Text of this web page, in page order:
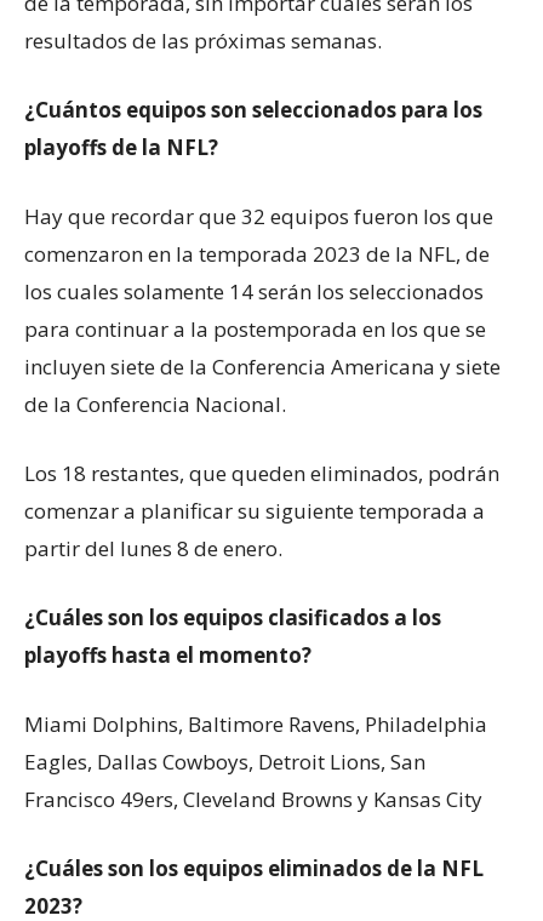
resultados de las próximas semanas.
¿Cuántos equipos son seleccionados para los
playoffs de la NFL?
Hay que recordar que 32 equipos fueron los que
comenzaron en la temporada 2023 de la NFL, de
los cuales solamente 14 serán los seleccionados
para continuar a la postemporada en los que se
incluyen siete de la Conferencia Americana y siete
de la Conferencia Nacional.
Los 18 restantes, que queden eliminados, podrán
comenzar a planificar su siguiente temporada a
partir del lunes 8 de enero.
¿Cuáles son los equipos clasificados a los
playoffs hasta el momento?
Miami Dolphins, Baltimore Ravens, Philadelphia
Eagles, Dallas Cowboys, Detroit Lions, San
Francisco 49ers, Cleveland Browns y Kansas City
¿Cuáles son los equipos eliminados de la NFL
2023?